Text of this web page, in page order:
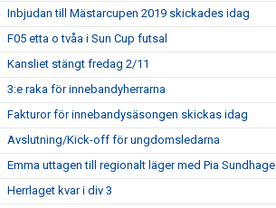
Inbjudan till Mästarcupen 2019 skickades idag
F05 etta o tvåa i Sun Cup futsal
Kansliet stängt fredag 2/11
3:e raka för innebandyherrarna
Fakturor för innebandysäsongen skickas idag
Avslutning/Kick-off för ungdomsledarna
Emma uttagen till regionalt läger med Pia Sundhage
Herrlaget kvar i div 3